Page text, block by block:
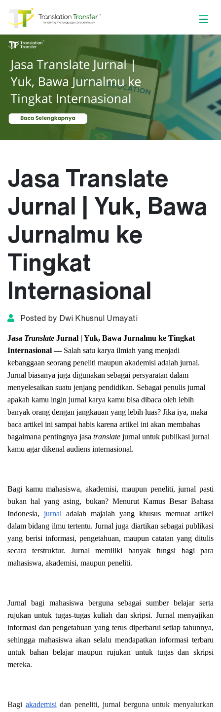
Jasa Translate
Jurnal | Yuk, Bawa
Jurnalmu ke
Tingkat
Internasional
Posted by Dwi Khusnul Umayati
Jasa Translate Jurnal | Yuk, Bawa Jurnalmu ke Tingkat
Internasional — Salah satu karya ilmiah yang menjadi
kebanggaan seorang peneliti maupun akademisi adalah jurnal.
Jurnal biasanya juga digunakan sebagai persyaratan dalam
menyelesaikan suatu jenjang pendidikan. Sebagai penulis jurnal
apakah kamu ingin jurnal karya kamu bisa dibaca oleh lebih
banyak orang dengan jangkauan yang lebih luas? Jika iya, maka
baca artikel ini sampai habis karena artikel ini akan membahas
bagaimana pentingnya jasa translate jurnal untuk publikasi jurnal
kamu agar dikenal audiens internasional.
Bagi kamu mahasiswa, akademisi, maupun peneliti, jurnal pasti
bukan hal yang asing, bukan? Menurut Kamus Besar Bahasa
Indonesia, jurnal adalah majalah yang khusus memuat artikel
dalam bidang ilmu tertentu. Jurnal juga diartikan sebagai publikasi
yang berisi informasi, pengetahuan, maupun catatan yang ditulis
secara terstruktur. Jurnal memiliki banyak fungsi bagi para
mahasiswa, akademisi, maupun peneliti.
Jurnal bagi mahasiswa berguna sebagai sumber belajar serta
rujukan untuk tugas-tugas kuliah dan skripsi. Jurnal menyajikan
informasi dan pengetahuan yang terus diperbarui setiap tahunnya,
sehingga mahasiswa akan selalu mendapatkan informasi terbaru
untuk bahan belajar maupun rujukan untuk tugas dan skripsi
mereka.
Bagi akademisi dan peneliti, jurnal berguna untuk menyalurkan